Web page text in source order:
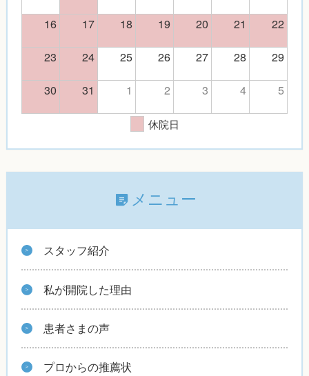
16
17 18 19 20 21
22
23
24 25 26 27 28
29
30
31 1 2 3 4 5
休院日
メニュー
スタッフ紹介
私が開院した理由
患者さまの声
プロからの推薦状